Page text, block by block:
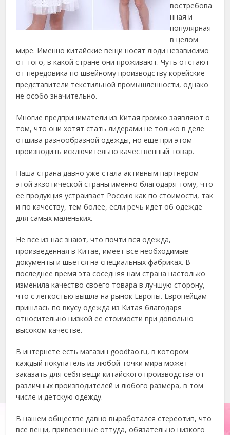
востребова
нная и
популярная
в целом
мире. Именно китайские вещи носят люди независимо
от того, в какой стране они проживают. Чуть отстают
от передовика по швейному производству корейские
представители текстильной промышленности, однако
не особо значительно.
Многие предприниматели из Китая громко заявляют о
том, что они хотят стать лидерами не только в деле
отшива разнообразной одежды, но еще при этом
производить исключительно качественный товар.
Наша страна давно уже стала активным партнером
этой экзотической страны именно благодаря тому, что
ее продукция устраивает Россию как по стоимости, так
и по качеству, тем более, если речь идет об одежде
для самых маленьких.
Не все из нас знают, что почти вся одежда,
произведенная в Китае, имеет все необходимые
документы и шьется на специальных фабриках. В
последнее время эта соседняя нам страна настолько
изменила качество своего товара в лучшую сторону,
что с легкостью вышла на рынок Европы. Европейцам
пришлась по вкусу одежда из Китая благодаря
относительно низкой ее стоимости при довольно
высоком качестве.
В интернете есть магазин goodtao.ru, в котором
каждый покупатель из любой точки мира может
заказать для себя вещи китайского производства от
различных производителей и любого размера, в том
числе и детскую одежду.
В нашем обществе давно выработался стереотип, что
все вещи, привезенные оттуда, обязательно низкого